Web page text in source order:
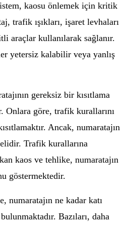
kaosu önlemek için kritik
trafik ışıkları, işaret levhaları
araçlar kullanılarak sağlanır.
yetersiz kalabilir veya yanlış
gereksiz bir kısıtlama
Onlara göre, trafik kurallarını
Ancak, numaratajın
Trafik kurallarına
kaos ve tehlike, numaratajın
göstermektedir.
numaratajın ne kadar katı
Bazıları, daha